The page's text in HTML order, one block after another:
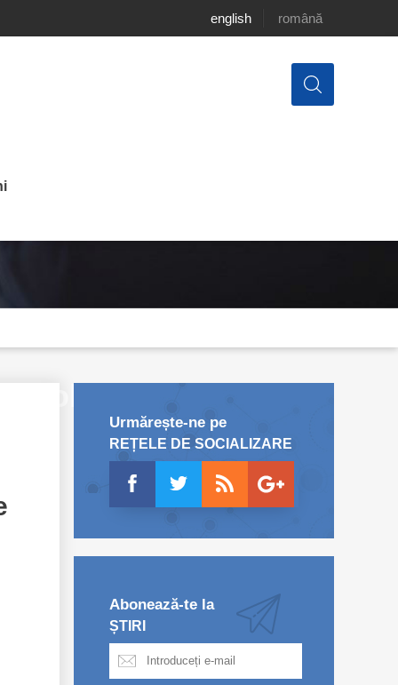
english română
Urmărește-ne pe
REȚELE DE SOCIALIZARE
Abonează-te la
ȘTIRI